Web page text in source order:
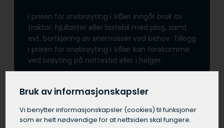
I prisen for snøbrøyting i Våler inngår bruk av
traktor, hjullaster eller lastebil med plog, samt
evt. bortkjøring av snømasser ved behov. Tillegg
i prisen for snøbrøyting i Våler kan forekomme
ved brøyting på nattestid eller i helger.
Grunnarbeid Våler
Bruk av informasjonskapsler
Vi benytter informasjons­kapsler (cookies) til funksjoner
som er helt nødvendige for at nettsiden skal fungere.